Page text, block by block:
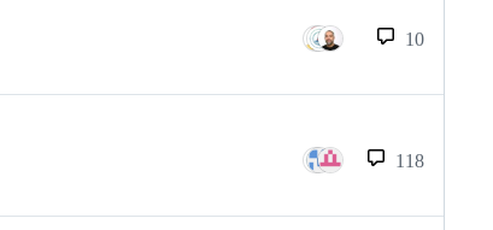
10
118